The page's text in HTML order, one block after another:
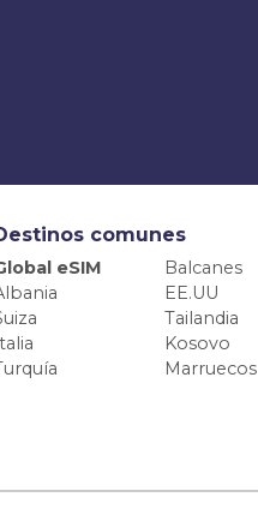
comunes
eSIM
Balcanes
EE.UU
Tailandia
Kosovo
Marruecos